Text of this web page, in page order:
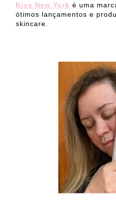
Kiss New York é uma
ótimos lançamentos e
skincare.